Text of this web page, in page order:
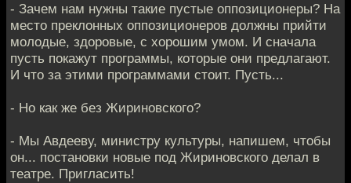
- Зачем нам нужны такие пустые оппозиционеры? На
место преклонных оппозиционеров должны прийти
молодые, здоровые, с хорошим умом. И сначала
пусть покажут программы, которые они предлагают.
И что за этими программами стоит. Пусть...
- Но как же без Жириновского?
- Мы Авдееву, министру культуры, напишем, чтобы
он... постановки новые под Жириновского делал в
театре. Пригласить!